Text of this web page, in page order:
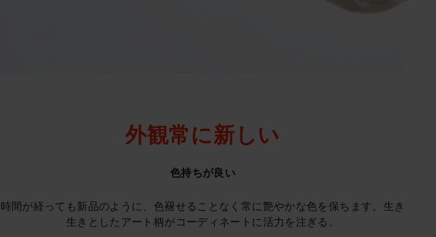
外観常に新しい
色持ちが良い
時間が経っても新品のように、色褪せることなく常に艶やかな色を保ちます。生き
生きとしたアート柄がコーディネートに活力を注ぎる。